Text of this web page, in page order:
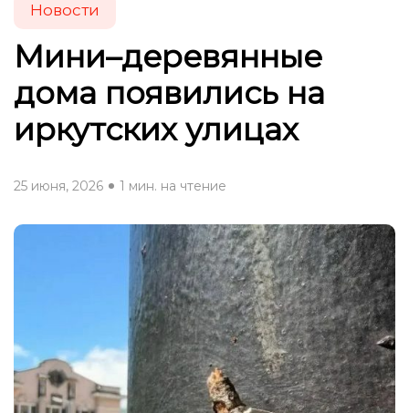
Новости
Мини–деревянные
дома появились на
иркутских улицах
25 июня, 2026 1 мин. на чтение